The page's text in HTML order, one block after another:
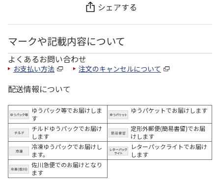
シェアする
マークや記載内容について
よくあるお問い合わせ
お支払い方法 注文のキャンセルについて
配送情報について
ゆうパック等でお届けしま
す
ゆうパケットでお届けします
チルドゆうパックでお届け
します
定形外郵便(簡易書留)でお届
けします
冷凍ゆうパックでお届けし
ます。
レターパックライトでお届け
します
佐川急便でのお届けとなり
ます